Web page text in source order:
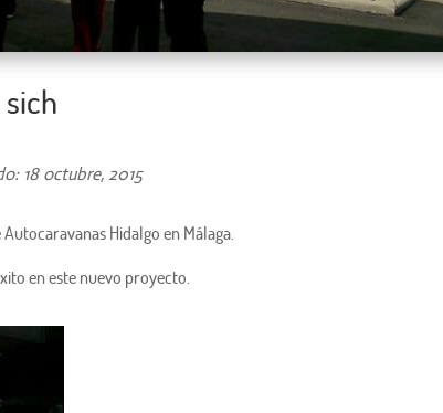
18 octubre, 2015
Hidalgo en Málaga.
en este nuevo proyecto.